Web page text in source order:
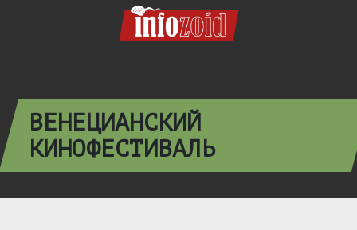
ВЕНЕЦИАНСКИЙ
КИНОФЕСТИВАЛЬ